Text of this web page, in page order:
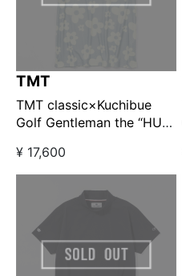
TMT
TMT classic×Kuchibue
Golf Gentleman the “HUT”
ポロシャツ グレー
【GO/LOOK!限定販売】
¥ 17,600